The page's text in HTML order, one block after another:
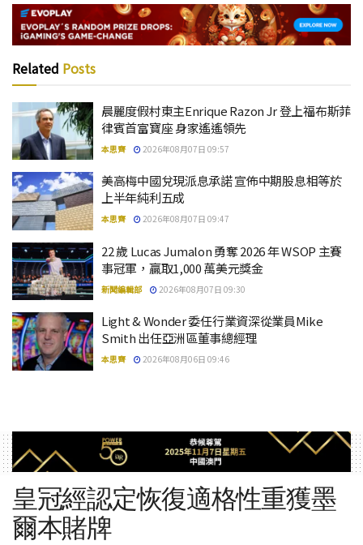
Related Posts
晨麗度假村東主Enrique Razon Jr 登上福布斯菲
律賓首富寶座 身家遙遙領先
本思齊 2026年08月07日 09:57
美高梅中國兌現派息承諾 宣佈中期股息相等於
上半年純利五成
本思齊 2026年08月07日 09:47
22 歲 Lucas Jumalon 勇奪 2026 年 WSOP 主賽
事冠軍，贏取1,000 萬美元獎金
新聞編輯部 2026年08月07日 09:30
Light & Wonder 委任行業資深從業員Mike
Smith 出任亞洲區董事總經理
本思齊 2026年08月06日 09:46
皇冠經認定恢復適格性重獲墨
爾本賭牌